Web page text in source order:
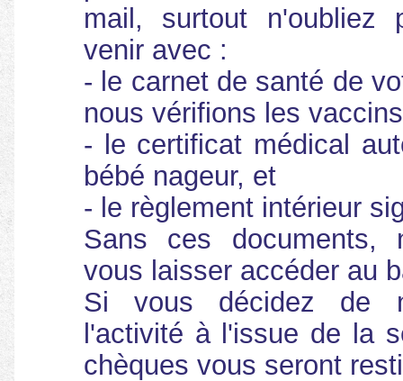
mail, surtout n'oubliez
venir avec :
- le carnet de santé de
nous vérifions les
- le certificat médical
bébé nageur, et
- le règlement intérieur
Sans ces documents,
vous laisser accéder au
Si vous décidez de
l'activité à l'issue de la
chèques vous seront